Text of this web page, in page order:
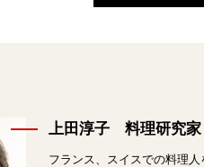
上田淳子 料理研究家
フランス、スイスでの料理